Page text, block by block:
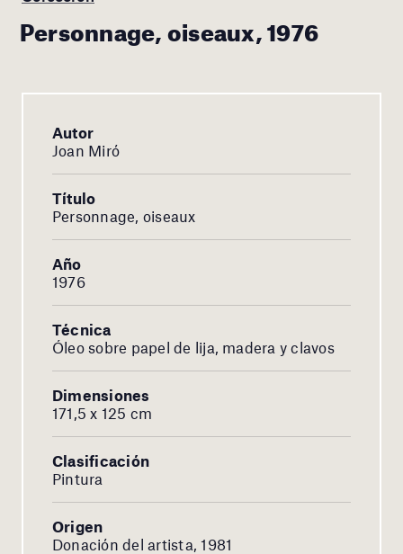
Personnage, oiseaux, 1976
Autor
Joan Miró
Título
Personnage, oiseaux
Año
1976
Técnica
Óleo sobre papel de lija, madera y clavos
Dimensiones
171,5 x 125 cm
Clasificación
Pintura
Origen
Donación del artista, 1981